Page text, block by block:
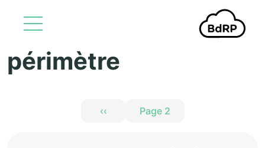
périmètre
Page précédente
‹‹ Page 2